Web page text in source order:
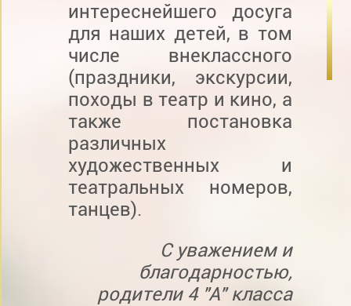
интереснейшего досуга
для наших детей, в том
числе внеклассного
(праздники, экскурсии,
походы в театр и кино, а
также постановка
различных
художественных и
театральных номеров,
танцев).
С уважением и
благодарностью,
родители 4 "А" класса